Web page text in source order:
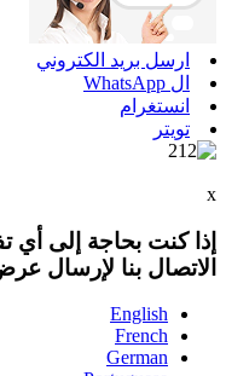
ارسل بريد الكتروني
ال WhatsApp
انستغرام
تويتر
x
إذا كنت بحاجة إلى أي
الاتصال بنا لإرسال
English
French
German